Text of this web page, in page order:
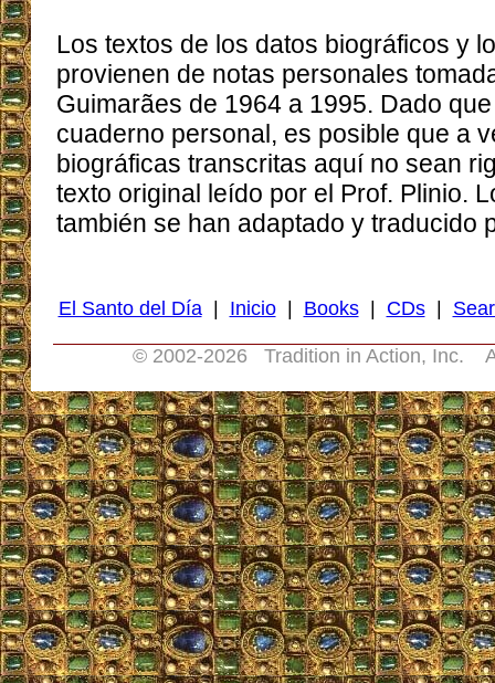
Los textos de los datos biográficos y
provienen de notas personales
Guimarães de 1964 a 1995. Dado
cuaderno personal, es posible que a
biográficas transcritas aquí no sean
texto original leído por el Prof. Plinio.
también se han adaptado y traducido
El Santo del Día| Inicio| Books| CDs|
© 2002-2026 Tradition in Action, Inc.